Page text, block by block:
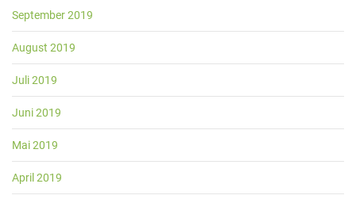
September 2019
August 2019
Juli 2019
Juni 2019
Mai 2019
April 2019